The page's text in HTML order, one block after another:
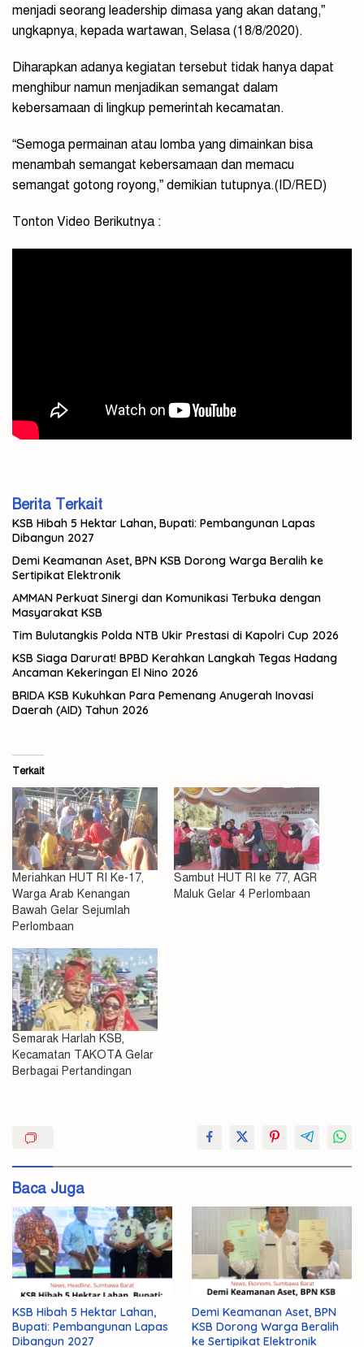
menjadi seorang leadership dimasa yang akan datang,”
ungkapnya, kepada wartawan, Selasa (18/8/2020).
Diharapkan adanya kegiatan tersebut tidak hanya dapat
menghibur namun menjadikan semangat dalam
kebersamaan di lingkup pemerintah kecamatan.
“Semoga permainan atau lomba yang dimainkan bisa
menambah semangat kebersamaan dan memacu
semangat gotong royong,” demikian tutupnya.(ID/RED)
Tonton Video Berikutnya :
Berita Terkait
KSB Hibah 5 Hektar Lahan, Bupati: Pembangunan Lapas
Dibangun 2027
Demi Keamanan Aset, BPN KSB Dorong Warga Beralih ke
Sertipikat Elektronik
AMMAN Perkuat Sinergi dan Komunikasi Terbuka dengan
Masyarakat KSB
Tim Bulutangkis Polda NTB Ukir Prestasi di Kapolri Cup 2026
KSB Siaga Darurat! BPBD Kerahkan Langkah Tegas Hadang
Ancaman Kekeringan El Nino 2026
BRIDA KSB Kukuhkan Para Pemenang Anugerah Inovasi
Daerah (AID) Tahun 2026
Terkait
Meriahkan HUT RI Ke-17,
Warga Arab Kenangan
Bawah Gelar Sejumlah
Perlombaan
Sambut HUT RI ke 77, AGR
Maluk Gelar 4 Perlombaan
Semarak Harlah KSB,
Kecamatan TAKOTA Gelar
Berbagai Pertandingan
Perlombaan
Taliwang
Baca Juga
KSB Hibah 5 Hektar Lahan,
Bupati: Pembangunan Lapas
Dibangun 2027
Demi Keamanan Aset, BPN
KSB Dorong Warga Beralih
ke Sertipikat Elektronik